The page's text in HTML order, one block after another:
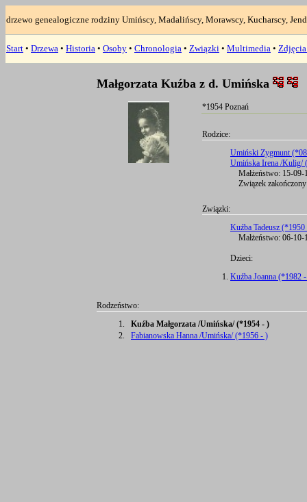
drzewo genealogiczne rodziny Umińscy, Madalińscy, Morawscy, Kucharscy,
Start • Drzewa • Historia • Osoby • Chronologia • Związki • Multimedia •
Małgorzata Kuźba z d. Umińska
*1954 Poznań
Rodzice:
Umiński Zygmunt
Umińska Irena /Kulig/
Małżeństwo: 15-09-
Związek
Związki:
Kuźba Tadeusz (*1950
Małżeństwo: 06-10-
Dzieci:
Kuźba Joanna (*1982
Rodzeństwo:
1.
Kuźba Małgorzata /Umińska/ (*1954 - )
2.
Fabianowska Hanna /Umińska/ (*1956 - )